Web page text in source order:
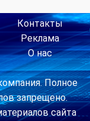
Контакты
Реклама
О нас
Полное
запрещено.
сайта